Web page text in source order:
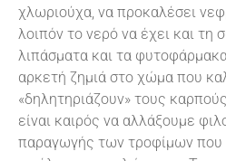
χλωριούχα, να προκαλέσει
λοιπόν το νερό να έχει και τη
λιπάσματα και τα
αρκετή ζημιά στο χώμα που
«δηλητηριάζουν» τους
είναι καιρός να αλλάξουμε
παραγωγής των τροφίμων που